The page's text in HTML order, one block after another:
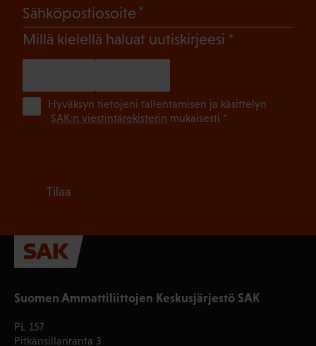
Suomen Ammattiliittojen Keskusjärjestö SAK
PL 157
Pitkänsillanranta 3
Sähköpostiosoite
Millä kielellä haluat uutiskirjeesi (Pakollinen)
Hyväksyn tietojeni tallentamisen ja käsittelyn
SAK:n viestintärekisterin mukaisesti *
Tilaa